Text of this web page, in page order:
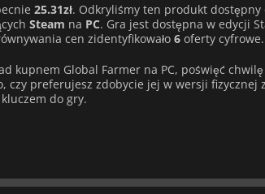
25.31zł. Odkryliśmy ten produkt dostępny
Steam na PC. Gra jest dostępna w edycji
cen zidentyfikowało 6 oferty cyfrowe.
kupnem Global Farmer na PC, poświęć
czy preferujesz zdobycie jej w wersji fizycznej
do gry.